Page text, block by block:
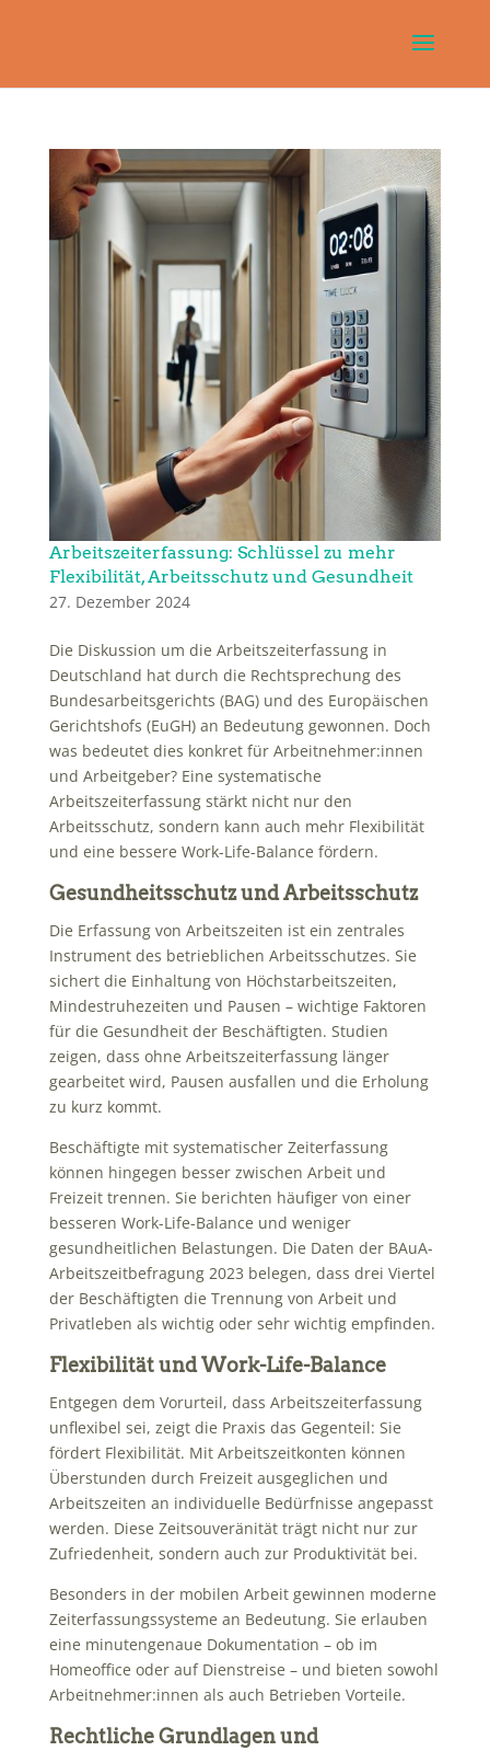
Arbeitszeiterfassung: Schlüssel zu mehr
Flexibilität, Arbeitsschutz und Gesundheit
27. Dezember 2024
Die Diskussion um die Arbeitszeiterfassung in
Deutschland hat durch die Rechtsprechung des
Bundesarbeitsgerichts (BAG) und des Europäischen
Gerichtshofs (EuGH) an Bedeutung gewonnen. Doch
was bedeutet dies konkret für Arbeitnehmer:innen
und Arbeitgeber? Eine systematische
Arbeitszeiterfassung stärkt nicht nur den
Arbeitsschutz, sondern kann auch mehr Flexibilität
und eine bessere Work-Life-Balance fördern.
Gesundheitsschutz und Arbeitsschutz
Die Erfassung von Arbeitszeiten ist ein zentrales
Instrument des betrieblichen Arbeitsschutzes. Sie
sichert die Einhaltung von Höchstarbeitszeiten,
Mindestruhezeiten und Pausen – wichtige Faktoren
für die Gesundheit der Beschäftigten. Studien
zeigen, dass ohne Arbeitszeiterfassung länger
gearbeitet wird, Pausen ausfallen und die Erholung
zu kurz kommt.
Beschäftigte mit systematischer Zeiterfassung
können hingegen besser zwischen Arbeit und
Freizeit trennen. Sie berichten häufiger von einer
besseren Work-Life-Balance und weniger
gesundheitlichen Belastungen. Die Daten der BAuA-
Arbeitszeitbefragung 2023 belegen, dass drei Viertel
der Beschäftigten die Trennung von Arbeit und
Privatleben als wichtig oder sehr wichtig empfinden.
Flexibilität und Work-Life-Balance
Entgegen dem Vorurteil, dass Arbeitszeiterfassung
unflexibel sei, zeigt die Praxis das Gegenteil: Sie
fördert Flexibilität. Mit Arbeitszeitkonten können
Überstunden durch Freizeit ausgeglichen und
Arbeitszeiten an individuelle Bedürfnisse angepasst
werden. Diese Zeitsouveränität trägt nicht nur zur
Zufriedenheit, sondern auch zur Produktivität bei.
Besonders in der mobilen Arbeit gewinnen moderne
Zeiterfassungssysteme an Bedeutung. Sie erlauben
eine minutengenaue Dokumentation – ob im
Homeoffice oder auf Dienstreise – und bieten sowohl
Arbeitnehmer:innen als auch Betrieben Vorteile.
Rechtliche Grundlagen und